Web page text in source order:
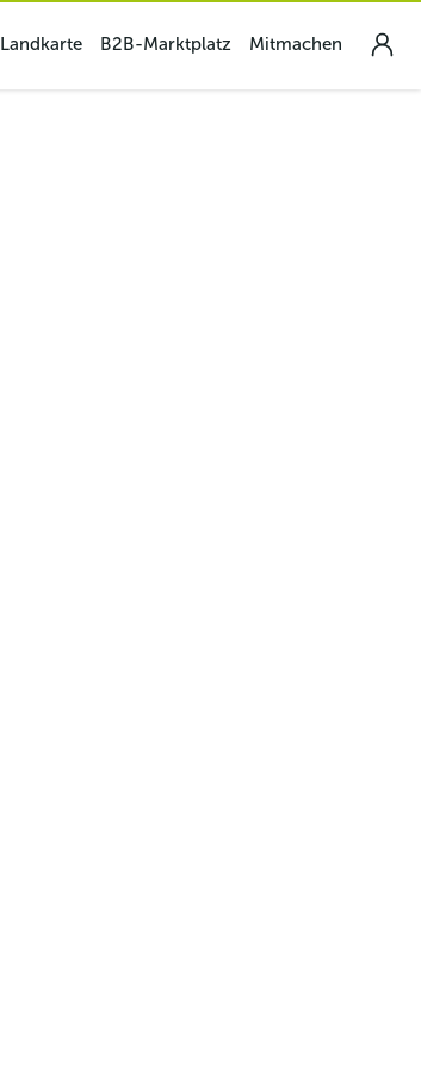
Landkarte B2B-Marktplatz Mitmachen